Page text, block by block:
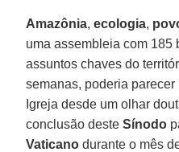
Amazônia, ecologia,
uma assembleia com 185
assuntos chaves do
semanas, poderia
Igreja desde um olhar
conclusão desteSínodo
Vaticano durante o mês